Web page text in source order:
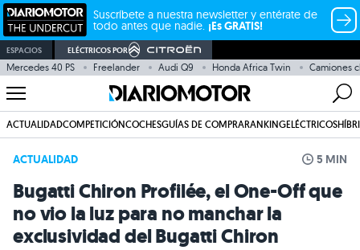
Suscríbete a nuestra newsletter y entérate de
todo antes que nadie. ¡Es GRATIS!
ESPACIOS ELÉCTRICOS POR
Mercedes 40 PS Freelander Audi Q9 Honda Africa Twin Camiones
ACTUALIDADCOMPETICIÓNCOCHESGUÍAS DE COMPRARANKINGELÉCTRICOS
ACTUALIDAD 5 MIN
Bugatti Chiron Profilée, el One-Off que
no vio la luz para no manchar la
exclusividad del Bugatti Chiron